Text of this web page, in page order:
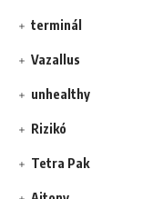
terminál
Vazallus
unhealthy
Rizikó
Tetra Pak